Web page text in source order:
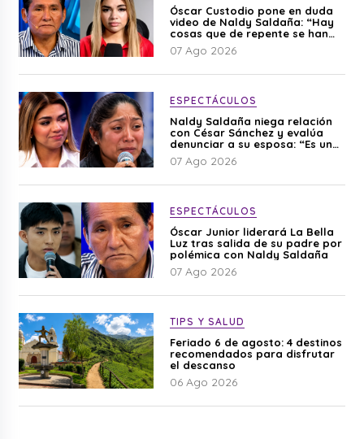
Óscar Custodio pone en duda
video de Naldy Saldaña: “Hay
cosas que de repente se han
editado”
07 Ago 2026
ESPECTÁCULOS
Naldy Saldaña niega relación
con César Sánchez y evalúa
denunciar a su esposa: “Es una
difamación”
07 Ago 2026
ESPECTÁCULOS
Óscar Junior liderará La Bella
Luz tras salida de su padre por
polémica con Naldy Saldaña
07 Ago 2026
TIPS Y SALUD
Feriado 6 de agosto: 4 destinos
recomendados para disfrutar
el descanso
06 Ago 2026